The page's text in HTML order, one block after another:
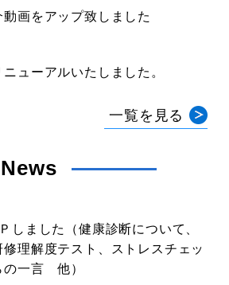
画をアップ致しました
ューアルいたしました。
一覧を見る
しました（健康診断について、
理解度テスト、ストレスチェッ
の一言 他）